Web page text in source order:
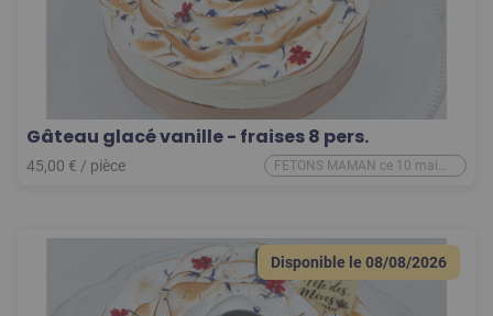
Gâteau glacé vanille - fraises 8 pers.
45,00 € / pièce
FETONS MAMAN ce 10 mai
2026
Disponible le 08/08/2026